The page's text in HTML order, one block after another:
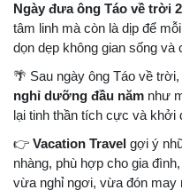
Ngày đưa ông Táo về trời
tâm linh mà còn là dịp để
dọn dẹp không gian sống và
🌴 Sau ngày ông Táo về
nghỉ dưỡng đầu năm như
lại tinh thần tích cực và khởi
👉 Vacation Travel gợi ý
nhàng, phù hợp cho gia
vừa nghỉ ngơi, vừa đón